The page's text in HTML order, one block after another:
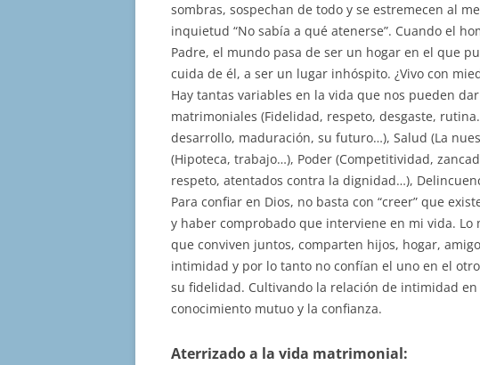
sombras, sospechan de todo y se estremecen al
inquietud “No sabía a qué atenerse”. Cuando el
Padre, el mundo pasa de ser un hogar en el que
cuida de él, a ser un lugar inhóspito. ¿Vivo con
Hay tantas variables en la vida que nos pueden
matrimoniales (Fidelidad, respeto, desgaste,
desarrollo, maduración, su futuro…), Salud (La
(Hipoteca, trabajo…), Poder (Competitividad,
respeto, atentados contra la dignidad…),
Para confiar en Dios, no basta con “creer” que
y haber comprobado que interviene en mi vida.
que conviven juntos, comparten hijos, hogar,
intimidad y por lo tanto no confían el uno en el
su fidelidad. Cultivando la relación de intimidad
conocimiento mutuo y la confianza.
Aterrizado a la vida matrimonial: